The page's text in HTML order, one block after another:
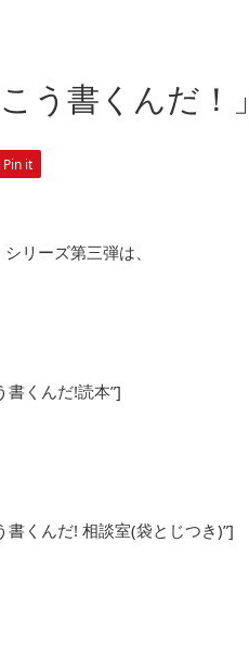
う書くんだ！」
Pin it
リーズ第三弾は、
書くんだ!読本”]
くんだ! 相談室(袋とじつき)”]